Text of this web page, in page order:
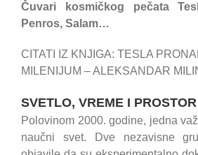
Čuvari kosmičkog pečata
Penros, Salam…
CITATI IZ KNJIGA: TESLA
MILENIJUM – ALEKSANDAR
SVETLO, VREME I PROSTOR
Polovinom 2000. godine, jedna
naučni svet. Dve nezavisne